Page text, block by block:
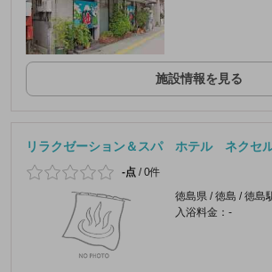
施設情報を見る
リラクゼーション＆スパ ホテル ネクセ
-点 /0件
徳島県 / 徳島 / 徳島
入浴料金：-